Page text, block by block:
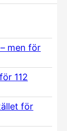
men för
112
för